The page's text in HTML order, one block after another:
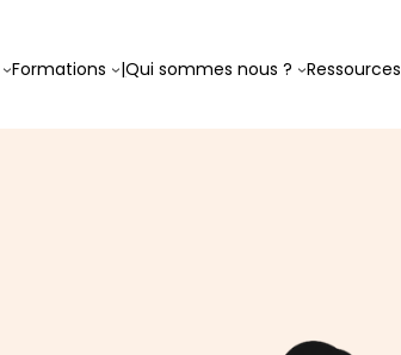
Formations |Qui sommes nous ? Ressources